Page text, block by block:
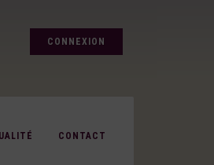
CONNEXION
CONTACT